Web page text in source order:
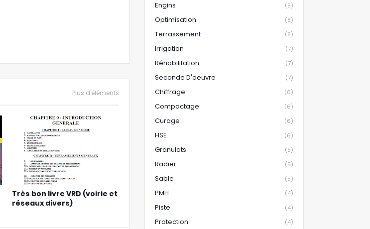
Plus d'éléments
Très bon livre VRD (voirie et
réseaux divers)
Engins (8)
Optimisation (8)
Terrassement (8)
Irrigation (7)
Réhabilitation (7)
Seconde D'oeuvre (7)
Chiffrage (6)
Compactage (6)
Curage (6)
HSE (6)
Granulats (5)
Radier (5)
Sable (5)
PMH (4)
Piste (4)
Protection (4)